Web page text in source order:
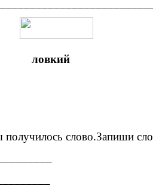
ловкий
получилось слово.Запиши